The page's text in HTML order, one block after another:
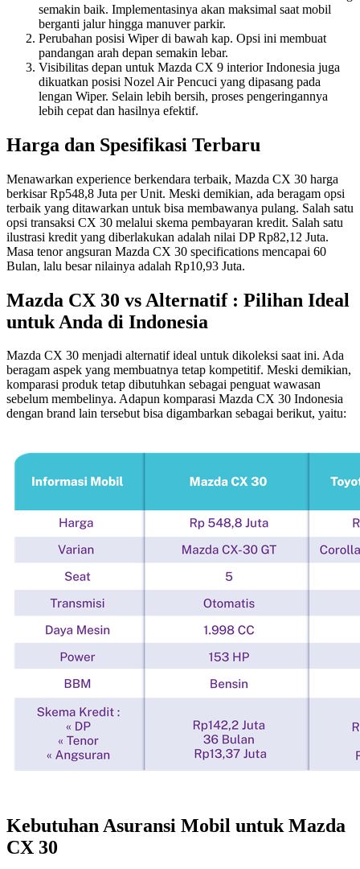
semakin baik. Implementasinya akan maksimal saat mobil
berganti jalur hingga manuver parkir.
Perubahan posisi Wiper di bawah kap. Opsi ini membuat
pandangan arah depan semakin lebar.
Visibilitas depan untuk Mazda CX 9 interior Indonesia juga
dikuatkan posisi Nozel Air Pencuci yang dipasang pada
lengan Wiper. Selain lebih bersih, proses pengeringannya
lebih cepat dan hasilnya efektif.
Harga dan Spesifikasi Terbaru
Menawarkan experience berkendara terbaik, Mazda CX 30 harga
berkisar Rp548,8 Juta per Unit. Meski demikian, ada beragam opsi
terbaik yang ditawarkan untuk bisa membawanya pulang. Salah satu
opsi transaksi CX 30 melalui skema pembayaran kredit. Salah satu
ilustrasi kredit yang diberlakukan adalah nilai DP Rp82,12 Juta.
Masa tenor angsuran Mazda CX 30 specifications mencapai 60
Bulan, lalu besar nilainya adalah Rp10,93 Juta.
Mazda CX 30 vs Alternatif : Pilihan Ideal
untuk Anda di Indonesia
Mazda CX 30 menjadi alternatif ideal untuk dikoleksi saat ini. Ada
beragam aspek yang membuatnya tetap kompetitif. Meski demikian,
komparasi produk tetap dibutuhkan sebagai penguat wawasan
sebelum membelinya. Adapun komparasi Mazda CX 30 Indonesia
dengan brand lain tersebut bisa digambarkan sebagai berikut, yaitu:
KebutuhanAsuransi Mobil untuk Mazda
CX 30